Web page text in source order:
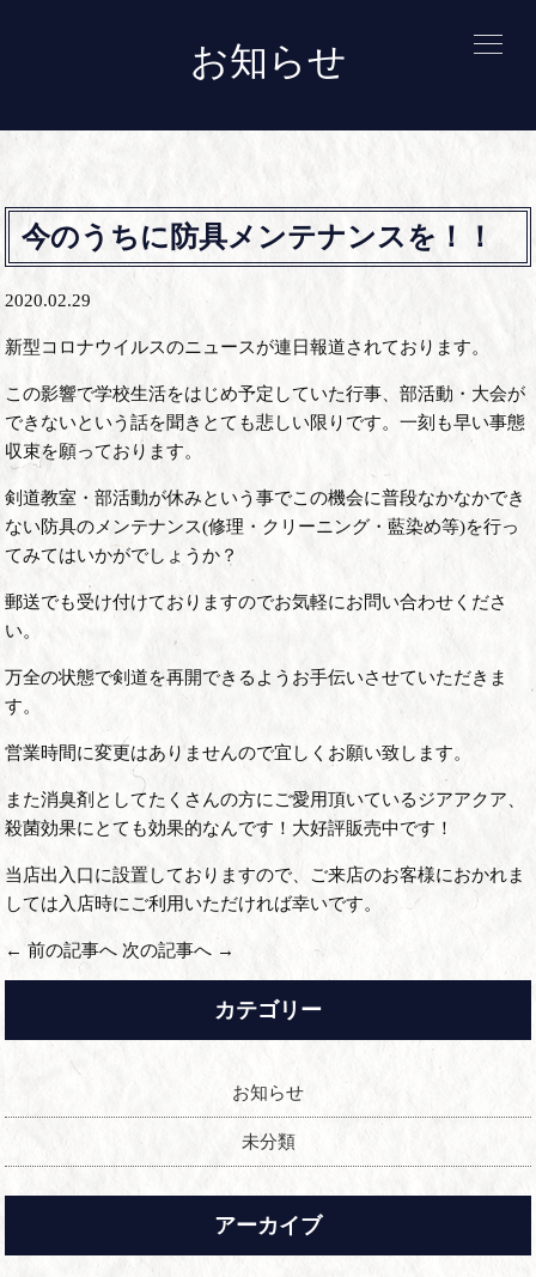
お知らせ
今のうちに防具メンテナンスを！！
2020.02.29
新型コロナウイルスのニュースが連日報道されております。
この影響で学校生活をはじめ予定していた行事、部活動・大会が
できないという話を聞きとても悲しい限りです。一刻も早い事態
収束を願っております。
剣道教室・部活動が休みという事でこの機会に普段なかなかでき
ない防具のメンテナンス(修理・クリーニング・藍染め等)を行っ
てみてはいかがでしょうか？
郵送でも受け付けておりますのでお気軽にお問い合わせくださ
い。
万全の状態で剣道を再開できるようお手伝いさせていただきま
す。
営業時間に変更はありませんので宜しくお願い致します。
また消臭剤としてたくさんの方にご愛用頂いているジアアクア、
殺菌効果にとても効果的なんです！大好評販売中です！
当店出入口に設置しておりますので、ご来店のお客様におかれま
しては入店時にご利用いただければ幸いです。
←前の記事へ 次の記事へ →
カテゴリー
お知らせ
未分類
アーカイブ